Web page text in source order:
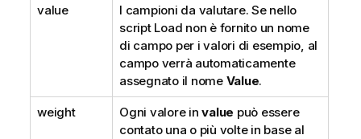
value
I campioni da valutare. Se nello
script Load non è fornito un nome
di campo per i valori di esempio, al
campo verrà automaticamente
assegnato il nome Value.
weight Ogni valore invalue può essere
contato una o più volte in base al